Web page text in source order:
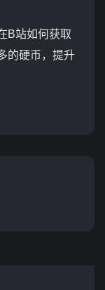
B站如何获取
的硬币，提升